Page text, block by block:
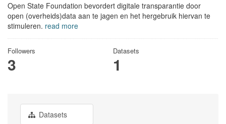
Open State Foundation bevordert digitale transparantie door
open (overheids)data aan te jagen en het hergebruik hiervan te
stimuleren. read more
Followers
3
Datasets
1
Datasets